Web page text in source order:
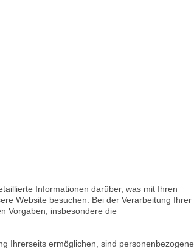
Informationen darüber, was mit Ihren
Website besuchen. Bei der Verarbeitung Ihrer
Vorgaben, insbesondere die
Ihrerseits ermöglichen, sind personenbezogene